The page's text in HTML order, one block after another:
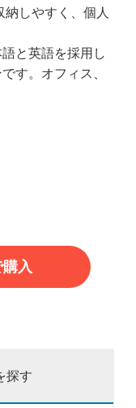
しやすく、個人
と英語を採用し
す。オフィス、
入
探す